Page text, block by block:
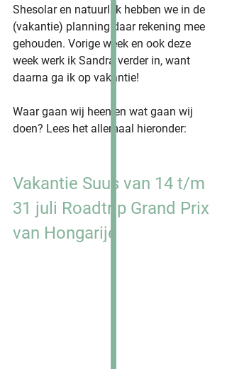
Shesolar en natuurlijk hebben we in de
(vakantie) planning daar rekening mee
gehouden. Vorige week en ook deze
week werk ik Sandra verder in, want
daarna ga ik op vakantie!
Waar gaan wij heen en wat gaan wij
doen? Lees het allemaal hieronder:
Vakantie Suus van 14 t/m
31 juli Roadtrip Grand Prix
van Hongarije